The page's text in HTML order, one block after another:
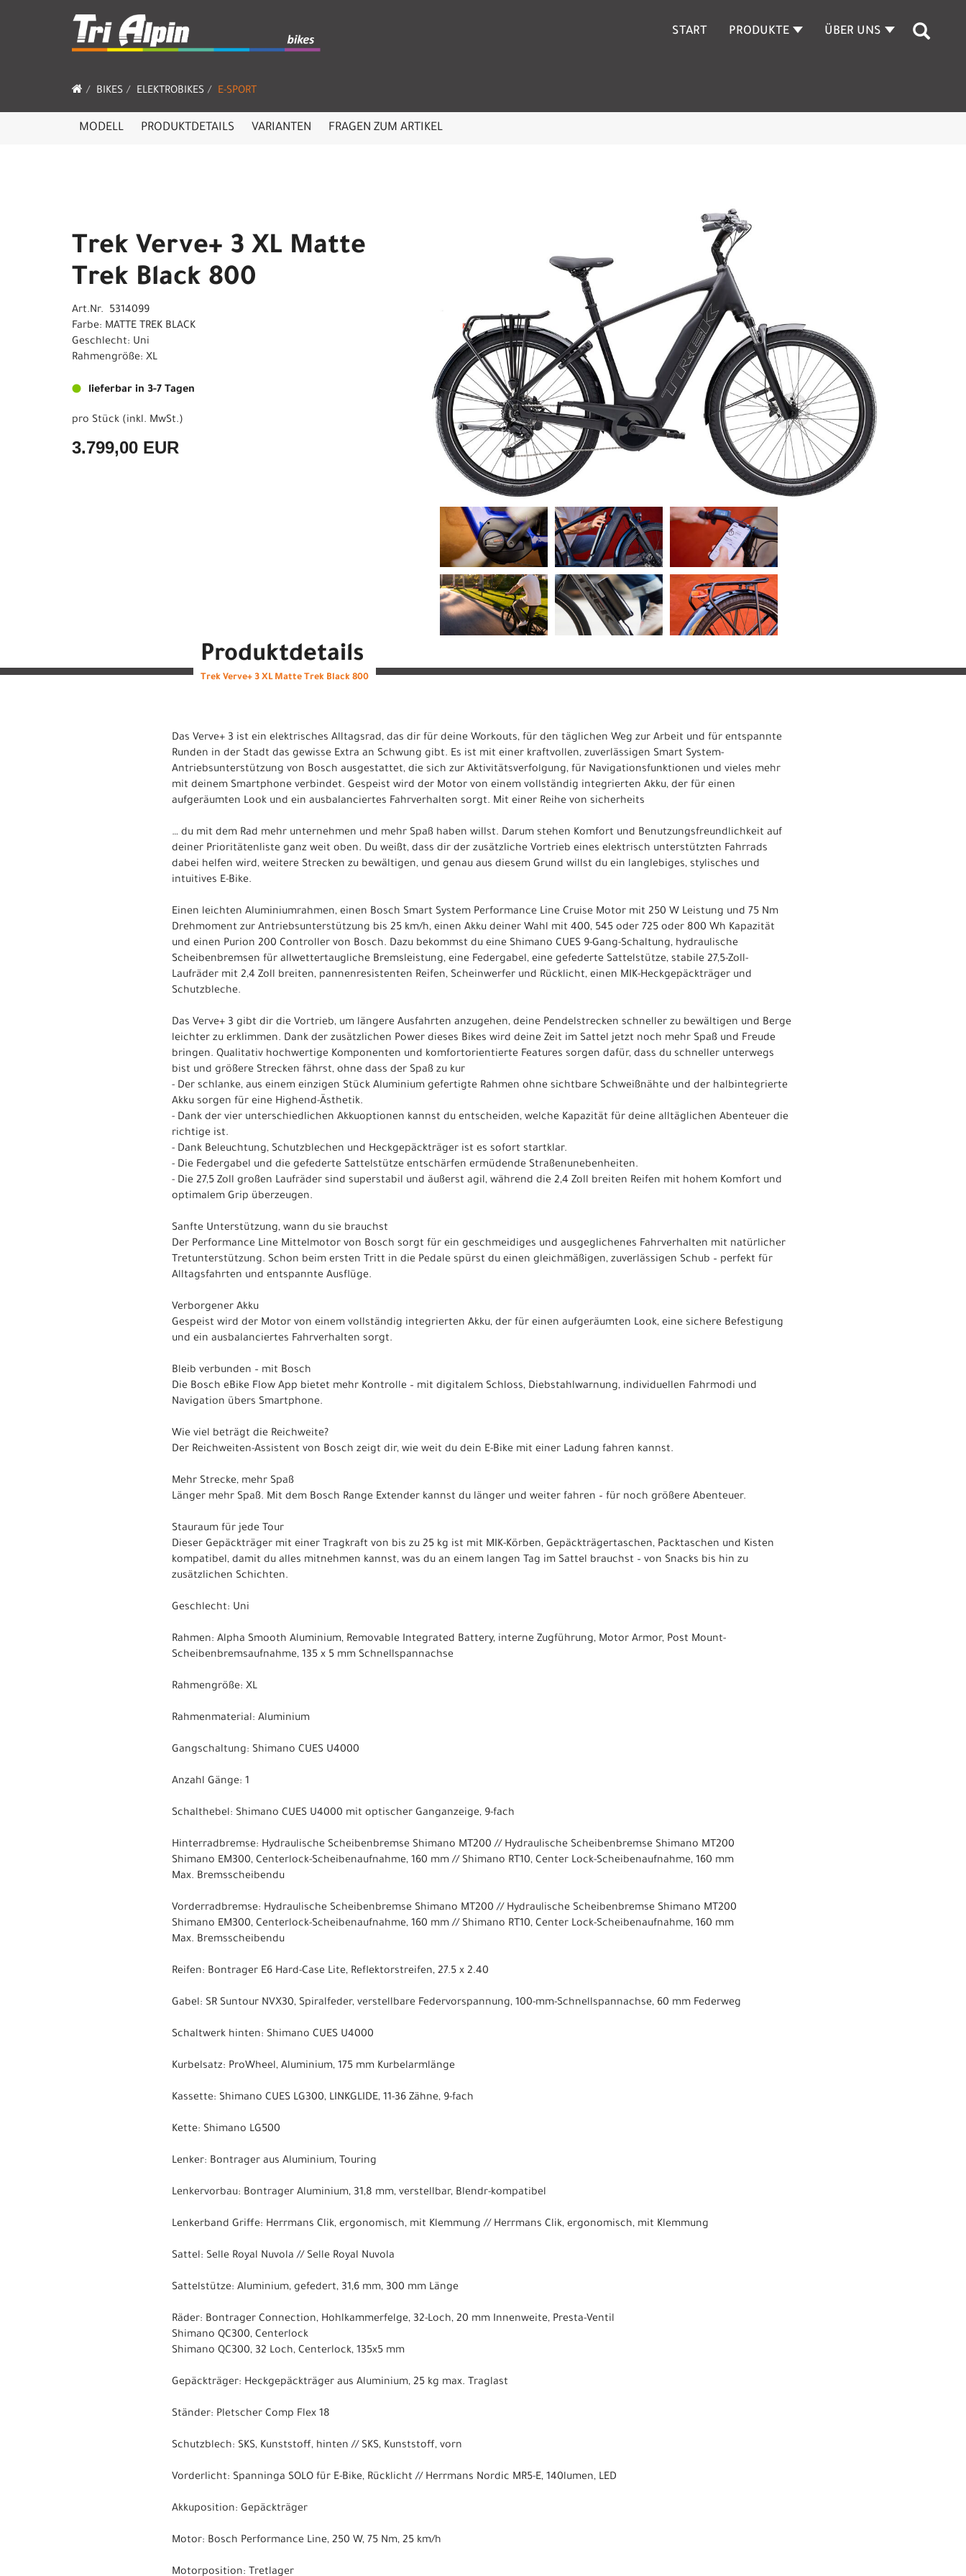
START PRODUKTE ÜBER UNS
BIKES ELEKTROBIKES E-SPORT
MODELL PRODUKTDETAILS VARIANTEN FRAGEN ZUM ARTIKEL
Trek Verve+ 3 XL Matte
Trek Black 800
Art.Nr. 5314099
Farbe: MATTE TREK BLACK
Geschlecht: Uni
Rahmengröße: XL
lieferbar in 3-7 Tagen
pro Stück (inkl. MwSt.)
3.799,00 EUR
Produktdetails
Trek Verve+ 3 XL Matte Trek Black 800
Das Verve+ 3 ist ein elektrisches Alltagsrad, das dir für deine Workouts, für den täglichen Weg zur Arbeit und für entspannte
Runden in der Stadt das gewisse Extra an Schwung gibt. Es ist mit einer kraftvollen, zuverlässigen Smart System-
Antriebsunterstützung von Bosch ausgestattet, die sich zur Aktivitätsverfolgung, für Navigationsfunktionen und vieles mehr
mit deinem Smartphone verbindet. Gespeist wird der Motor von einem vollständig integrierten Akku, der für einen
aufgeräumten Look und ein ausbalanciertes Fahrverhalten sorgt. Mit einer Reihe von sicherheits
… du mit dem Rad mehr unternehmen und mehr Spaß haben willst. Darum stehen Komfort und Benutzungsfreundlichkeit auf
deiner Prioritätenliste ganz weit oben. Du weißt, dass dir der zusätzliche Vortrieb eines elektrisch unterstützten Fahrrads
dabei helfen wird, weitere Strecken zu bewältigen, und genau aus diesem Grund willst du ein langlebiges, stylisches und
intuitives E-Bike.
Einen leichten Aluminiumrahmen, einen Bosch Smart System Performance Line Cruise Motor mit 250 W Leistung und 75 Nm
Drehmoment zur Antriebsunterstützung bis 25 km/h, einen Akku deiner Wahl mit 400, 545 oder 725 oder 800 Wh Kapazität
und einen Purion 200 Controller von Bosch. Dazu bekommst du eine Shimano CUES 9-Gang-Schaltung, hydraulische
Scheibenbremsen für allwettertaugliche Bremsleistung, eine Federgabel, eine gefederte Sattelstütze, stabile 27,5-Zoll-
Laufräder mit 2,4 Zoll breiten, pannenresistenten Reifen, Scheinwerfer und Rücklicht, einen MIK-Heckgepäckträger und
Schutzbleche.
Das Verve+ 3 gibt dir die Vortrieb, um längere Ausfahrten anzugehen, deine Pendelstrecken schneller zu bewältigen und Berge
leichter zu erklimmen. Dank der zusätzlichen Power dieses Bikes wird deine Zeit im Sattel jetzt noch mehr Spaß und Freude
bringen. Qualitativ hochwertige Komponenten und komfortorientierte Features sorgen dafür, dass du schneller unterwegs
bist und größere Strecken fährst, ohne dass der Spaß zu kur
- Der schlanke, aus einem einzigen Stück Aluminium gefertigte Rahmen ohne sichtbare Schweißnähte und der halbintegrierte
Akku sorgen für eine Highend-Ästhetik.
- Dank der vier unterschiedlichen Akkuoptionen kannst du entscheiden, welche Kapazität für deine alltäglichen Abenteuer die
richtige ist.
- Dank Beleuchtung, Schutzblechen und Heckgepäckträger ist es sofort startklar.
- Die Federgabel und die gefederte Sattelstütze entschärfen ermüdende Straßenunebenheiten.
- Die 27,5 Zoll großen Laufräder sind superstabil und äußerst agil, während die 2,4 Zoll breiten Reifen mit hohem Komfort und
optimalem Grip überzeugen.
Sanfte Unterstützung, wann du sie brauchst
Der Performance Line Mittelmotor von Bosch sorgt für ein geschmeidiges und ausgeglichenes Fahrverhalten mit natürlicher
Tretunterstützung. Schon beim ersten Tritt in die Pedale spürst du einen gleichmäßigen, zuverlässigen Schub – perfekt für
Alltagsfahrten und entspannte Ausflüge.
Verborgener Akku
Gespeist wird der Motor von einem vollständig integrierten Akku, der für einen aufgeräumten Look, eine sichere Befestigung
und ein ausbalanciertes Fahrverhalten sorgt.
Bleib verbunden – mit Bosch
Die Bosch eBike Flow App bietet mehr Kontrolle – mit digitalem Schloss, Diebstahlwarnung, individuellen Fahrmodi und
Navigation übers Smartphone.
Wie viel beträgt die Reichweite?
Der Reichweiten-Assistent von Bosch zeigt dir, wie weit du dein E-Bike mit einer Ladung fahren kannst.
Mehr Strecke, mehr Spaß
Länger mehr Spaß. Mit dem Bosch Range Extender kannst du länger und weiter fahren – für noch größere Abenteuer.
Stauraum für jede Tour
Dieser Gepäckträger mit einer Tragkraft von bis zu 25 kg ist mit MIK-Körben, Gepäckträgertaschen, Packtaschen und Kisten
kompatibel, damit du alles mitnehmen kannst, was du an einem langen Tag im Sattel brauchst – von Snacks bis hin zu
zusätzlichen Schichten.
Geschlecht: Uni
Rahmen: Alpha Smooth Aluminium, Removable Integrated Battery, interne Zugführung, Motor Armor, Post Mount-
Scheibenbremsaufnahme, 135 x 5 mm Schnellspannachse
Rahmengröße: XL
Rahmenmaterial: Aluminium
Gangschaltung: Shimano CUES U4000
Anzahl Gänge: 1
Schalthebel: Shimano CUES U4000 mit optischer Ganganzeige, 9-fach
Hinterradbremse: Hydraulische Scheibenbremse Shimano MT200 // Hydraulische Scheibenbremse Shimano MT200
Shimano EM300, Centerlock-Scheibenaufnahme, 160 mm // Shimano RT10, Center Lock-Scheibenaufnahme, 160 mm
Max. Bremsscheibendu
Vorderradbremse: Hydraulische Scheibenbremse Shimano MT200 // Hydraulische Scheibenbremse Shimano MT200
Shimano EM300, Centerlock-Scheibenaufnahme, 160 mm // Shimano RT10, Center Lock-Scheibenaufnahme, 160 mm
Max. Bremsscheibendu
Reifen: Bontrager E6 Hard-Case Lite, Reflektorstreifen, 27.5 x 2.40
Gabel: SR Suntour NVX30, Spiralfeder, verstellbare Federvorspannung, 100-mm-Schnellspannachse, 60 mm Federweg
Schaltwerk hinten: Shimano CUES U4000
Kurbelsatz: ProWheel, Aluminium, 175 mm Kurbelarmlänge
Kassette: Shimano CUES LG300, LINKGLIDE, 11-36 Zähne, 9-fach
Kette: Shimano LG500
Lenker: Bontrager aus Aluminium, Touring
Lenkervorbau: Bontrager Aluminium, 31,8 mm, verstellbar, Blendr-kompatibel
Lenkerband Griffe: Herrmans Clik, ergonomisch, mit Klemmung // Herrmans Clik, ergonomisch, mit Klemmung
Sattel: Selle Royal Nuvola // Selle Royal Nuvola
Sattelstütze: Aluminium, gefedert, 31,6 mm, 300 mm Länge
Räder: Bontrager Connection, Hohlkammerfelge, 32-Loch, 20 mm Innenweite, Presta-Ventil
Shimano QC300, Centerlock
Shimano QC300, 32 Loch, Centerlock, 135x5 mm
Gepäckträger: Heckgepäckträger aus Aluminium, 25 kg max. Traglast
Ständer: Pletscher Comp Flex 18
Schutzblech: SKS, Kunststoff, hinten // SKS, Kunststoff, vorn
Vorderlicht: Spanninga SOLO für E-Bike, Rücklicht // Herrmans Nordic MR5-E, 140lumen, LED
Akkuposition: Gepäckträger
Motor: Bosch Performance Line, 250 W, 75 Nm, 25 km/h
Motorposition: Tretlager